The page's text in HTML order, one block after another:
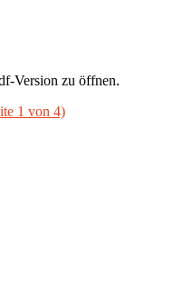
Version zu öffnen.